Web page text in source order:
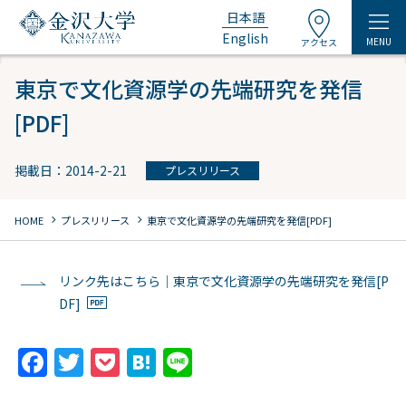
日本語
English
アクセス MENU
東京で文化資源学の先端研究を発信
[PDF]
掲載日：2014-2-21 プレスリリース
HOME chevron_right プレスリリース chevron_right 東京で文化資源学の先端研究を発信[PDF]
リンク先はこちら｜東京で文化資源学の先端研究を発信[P
DF]
F T P H